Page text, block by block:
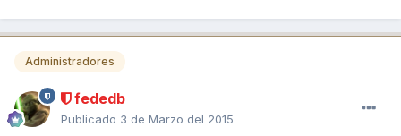
Administradores
fededb
Publicado 3 de Marzo del 2015